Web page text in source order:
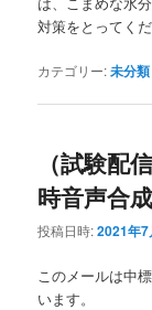
対策をとってくだ
カテゴリー:未分類
（試験
時音声合
投稿日時:2021年7
このメールは中
います。